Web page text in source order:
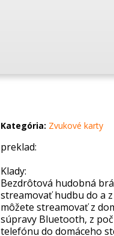
Kategória: Zvukové karty
preklad:
Klady:
Bezdrôtová hudobná
streamovať hudbu do a
môžete streamovať z
súpravy Bluetooth, z
telefónu do domáceho